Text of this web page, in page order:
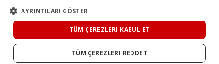
AYRINTILARI GÖSTER
TÜM ÇEREZLERI KABUL ET
TÜM ÇEREZLERI REDDET